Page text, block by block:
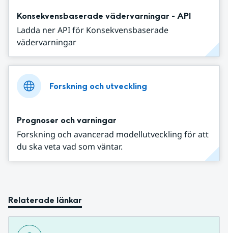
Konsekvensbaserade vädervarningar - API
Ladda ner API för Konsekvensbaserade
vädervarningar
Forskning och utveckling
Prognoser och varningar
Forskning och avancerad modellutveckling för att
du ska veta vad som väntar.
Relaterade länkar